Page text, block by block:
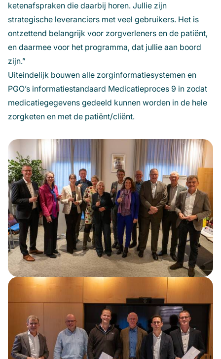
ketenafspraken die daarbij horen. Jullie zijn
strategische leveranciers met veel gebruikers. Het is
ontzettend belangrijk voor zorgverleners en de patiënt,
en daarmee voor het programma, dat jullie aan boord
zijn.”
Uiteindelijk bouwen alle zorginformatiesystemen en
PGO’s informatiestandaard Medicatieproces 9 in zodat
medicatiegegevens gedeeld kunnen worden in de hele
zorgketen en met de patiënt/cliënt.